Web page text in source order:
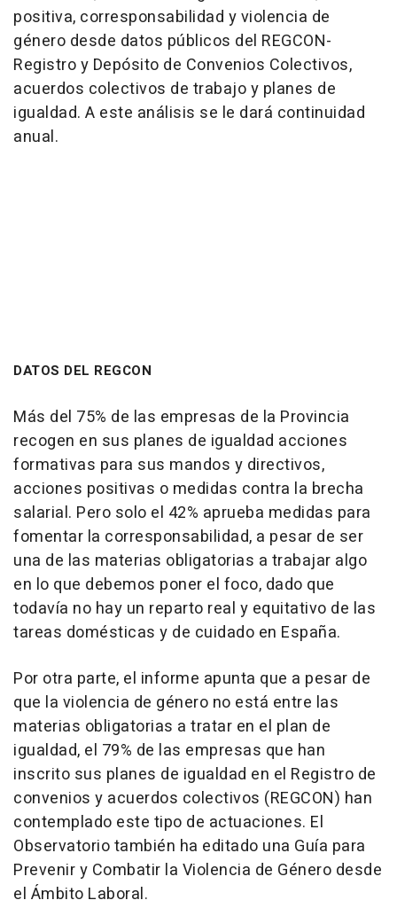
positiva, corresponsabilidad y violencia de
género desde datos públicos del REGCON-
Registro y Depósito de Convenios Colectivos,
acuerdos colectivos de trabajo y planes de
igualdad. A este análisis se le dará continuidad
anual.
DATOS DEL REGCON
Más del 75% de las empresas de la Provincia
recogen en sus planes de igualdad acciones
formativas para sus mandos y directivos,
acciones positivas o medidas contra la brecha
salarial. Pero solo el 42% aprueba medidas para
fomentar la corresponsabilidad, a pesar de ser
una de las materias obligatorias a trabajar algo
en lo que debemos poner el foco, dado que
todavía no hay un reparto real y equitativo de las
tareas domésticas y de cuidado en España.
Por otra parte, el informe apunta que a pesar de
que la violencia de género no está entre las
materias obligatorias a tratar en el plan de
igualdad, el 79% de las empresas que han
inscrito sus planes de igualdad en el Registro de
convenios y acuerdos colectivos (REGCON) han
contemplado este tipo de actuaciones. El
Observatorio también ha editado una Guía para
Prevenir y Combatir la Violencia de Género desde
el Ámbito Laboral.